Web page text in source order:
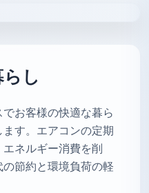
し
お客様の快適な暮ら
す。エアコンの定期
ネルギー消費を削
節約と環境負荷の軽